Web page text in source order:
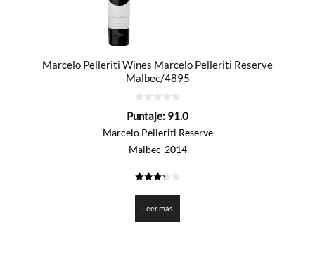
Marcelo Pelleriti Wines Marcelo Pelleriti Reserve
Malbec/4895
de
Puntaje: 91.0
Marcelo Pelleriti Reserve
Malbec-2014
de 5
Leer más